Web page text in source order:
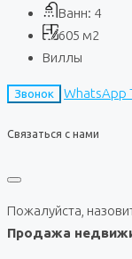
Ванн: 4
605 м2
Виллы
Звонок WhatsApp
Связаться с нами
Пожалуйста,
Продажа